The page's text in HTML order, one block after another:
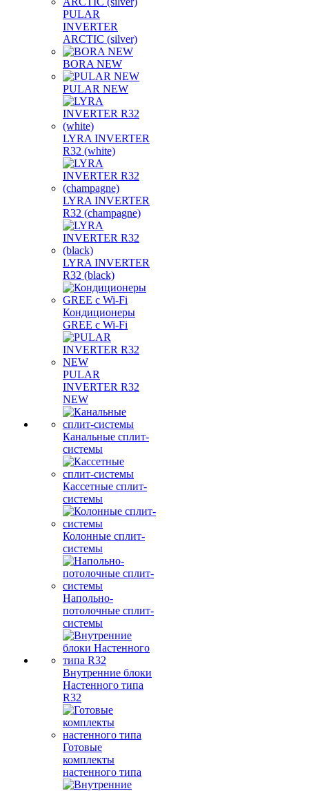
PULAR
INVERTER
ARCTIC (silver)
BORA NEW
PULAR NEW
LYRA INVERTER
R32 (white)
LYRA INVERTER
R32 (champagne)
LYRA INVERTER
R32 (black)
Кондиционеры
GREE с Wi-Fi
PULAR
INVERTER R32
NEW
Канальные сплит-
системы
Кассетные сплит-
системы
Колонные сплит-
системы
Напольно-
потолочные сплит-
системы
Внутренние блоки
Настенного типа
R32
Готовые
комплекты
настенного типа